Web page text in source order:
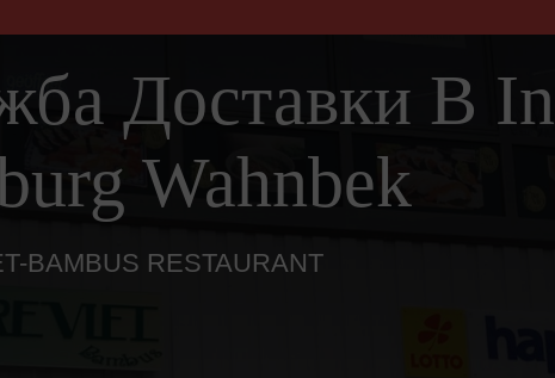
Доставки В In
Wahnbek
BAMBUS RESTAURANT